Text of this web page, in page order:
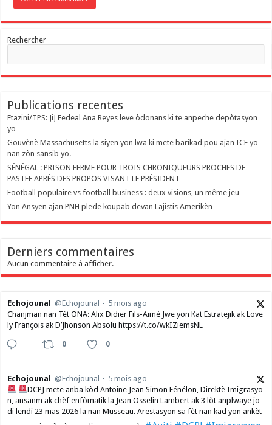
Rechercher
Publications recentes
Etazini/TPS: JiJ Fedeal Ana Reyes leve òdonans ki te anpeche depòtasyon
yo
Gouvènè Massachusetts la siyen yon lwa ki mete barikad pou ajan ICE yo
nan zòn sansib yo.
SÉNÉGAL : PRISON FERME POUR TROIS CHRONIQUEURS PROCHES DE
PASTEF APRÈS DES PROPOS VISANT LE PRÉSIDENT
Football populaire vs football business : deux visions, un même jeu
Yon Ansyen ajan PNH plede koupab devan Lajistis Amerikèn
Derniers commentaires
Aucun commentaire à afficher.
Echojounal @Echojounal
5 mois ago
Chanjman nan Tèt ONA: Alix Didier Fils-Aimé Jwe yon Kat Estratejik ak Love
ly François ak D’Jhonson Absolu https://t.co/wkIZiemsNL
0 0
Echojounal @Echojounal
5 mois ago
DCPJ mete anba kòd Antoine Jean Simon Fénélon, Direktè Imigrasyo
n, ansanm ak chèf enfòmatik la Jean Osselin Lambert ak 3 lòt anplwaye jo
di lendi 23 mas 2026 la nan Musseau. Arestasyon sa fèt nan kad yon ankèt